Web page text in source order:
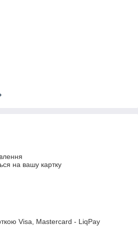
на вашу картку
Visa, Mastercard - LiqPay